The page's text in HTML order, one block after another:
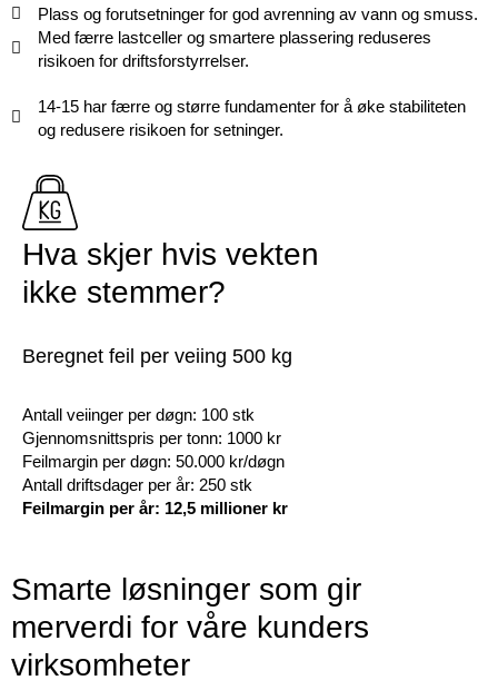
Plass og forutsetninger for god avrenning av vann og smuss.
Med færre lastceller og smartere plassering reduseres
risikoen for driftsforstyrrelser.
14-15 har færre og større fundamenter for å øke stabiliteten
og redusere risikoen for setninger.
Hva skjer hvis vekten
ikke stemmer?
Beregnet feil per veiing 500 kg
Antall veiinger per døgn: 100 stk
Gjennomsnittspris per tonn: 1000 kr
Feilmargin per døgn: 50.000 kr/døgn
Antall driftsdager per år: 250 stk
Feilmargin per år: 12,5 millioner kr
Smarte løsninger som gir
merverdi for våre kunders
virksomheter